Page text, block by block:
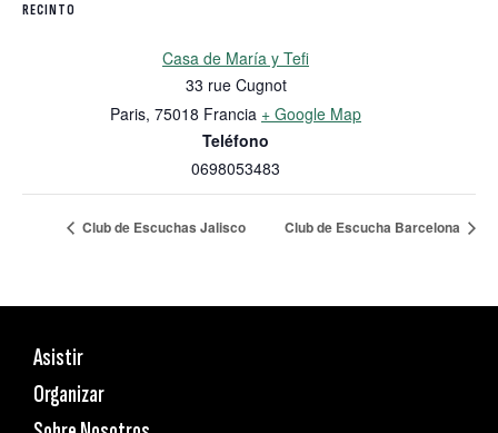
RECINTO
Casa de María y Tefi
33 rue Cugnot
Paris, 75018 Francia + Google Map
Teléfono
0698053483
Club de Escuchas Jalisco Club de Escucha Barcelona
Asistir
Organizar